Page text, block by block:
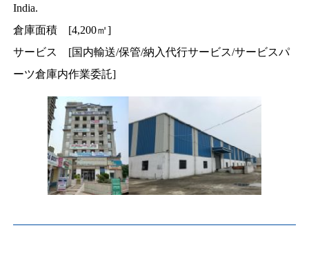
India.
倉庫面積 [4,200㎡]
サービス [国内輸送/保管/納入代行サービス/サービスパ
ーツ倉庫内作業委託]